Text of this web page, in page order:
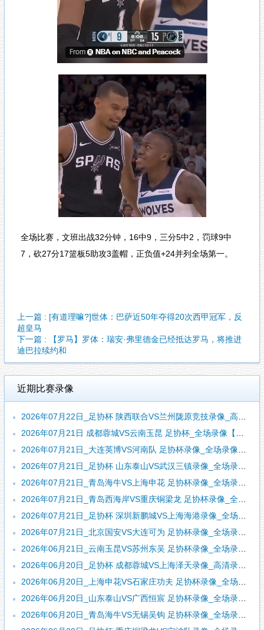
全场比赛，文班出战32分钟，16中9，三分5中2，罚球9中
7，砍27分17篮板5助攻3盖帽，正负值+24并列全场第一。
上一篇 : [有道理嘛?]世体：巴萨近50年夺得20次西甲冠军，反
超皇马
下一篇 : 【罗马】罗体：瑞安·弗里德金已经抵达罗马，将推进
迪巴拉续约和
近期比赛录像
2026年07月22日_足协杯 陕西联合VS兰州陇原竞技录像_高清录像【全场回放】
2026年07月21日 成都蓉城VS云南玉昆 足协杯_全场录像【全场回放】
2026年07月21日_大连英博VS河南队 足协杯录像_全场录像【全场回放】
2026年07月21日_足协杯 山东泰山VS武汉三镇录像_全场录像【全场回放】
2026年07月21日_青岛海牛VS上海申花 足协杯录像_全场录像【高清回放】
2026年07月21日_青岛西海岸VS重庆铜梁龙 足协杯录像_全场录像【全场回放】
2026年07月21日_足协杯 深圳新鹏城VS上海海港录像_全场录像【视频集锦】
2026年07月21日_北京国安VS大连可为 足协杯录像_全场录像【全场回放】
2026年06月21日_云南玉昆VS苏州东吴 足协杯录像_全场录像【视频集锦】
2026年06月20日_足协杯 成都蓉城VS上海泽天录像_高清录像【全场回放】
2026年06月20日_上海申花VS石家庄功夫 足协杯录像_全场录像【全场回放】
2026年06月20日_山东泰山VS广西恒宸 足协杯录像_全场录像【高清回放】
2026年06月20日_青岛海牛VS无锡吴钩 足协杯录像_全场录像【全场回放】